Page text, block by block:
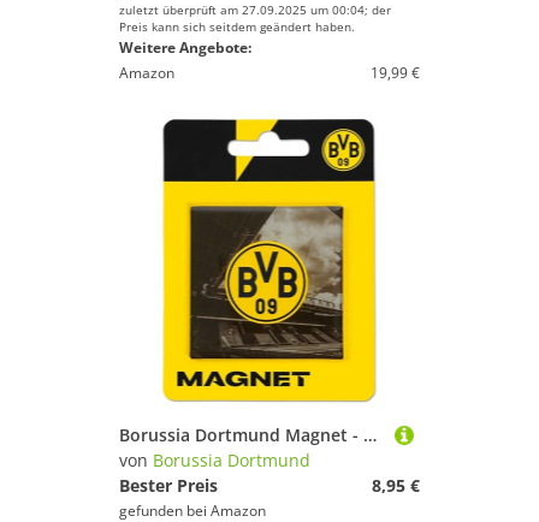
zuletzt überprüft am 27.09.2025 um 00:04; der
Preis kann sich seitdem geändert haben.
Weitere Angebote:
Amazon
19,99 €
Borussia Dortmund Magnet - Emblem & Stadion - Kühlschrankmagnet BVB 09
von Borussia Dortmund
Bester Preis
8,95 €
gefunden bei Amazon